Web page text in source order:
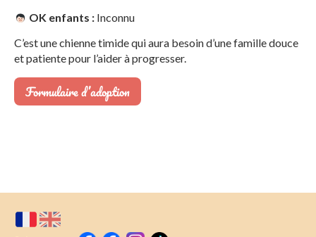
OK enfants : Inconnu
C’est une chienne timide qui aura besoin d’une famille douce
et patiente pour l’aider à progresser.
Formulaire d’adoption